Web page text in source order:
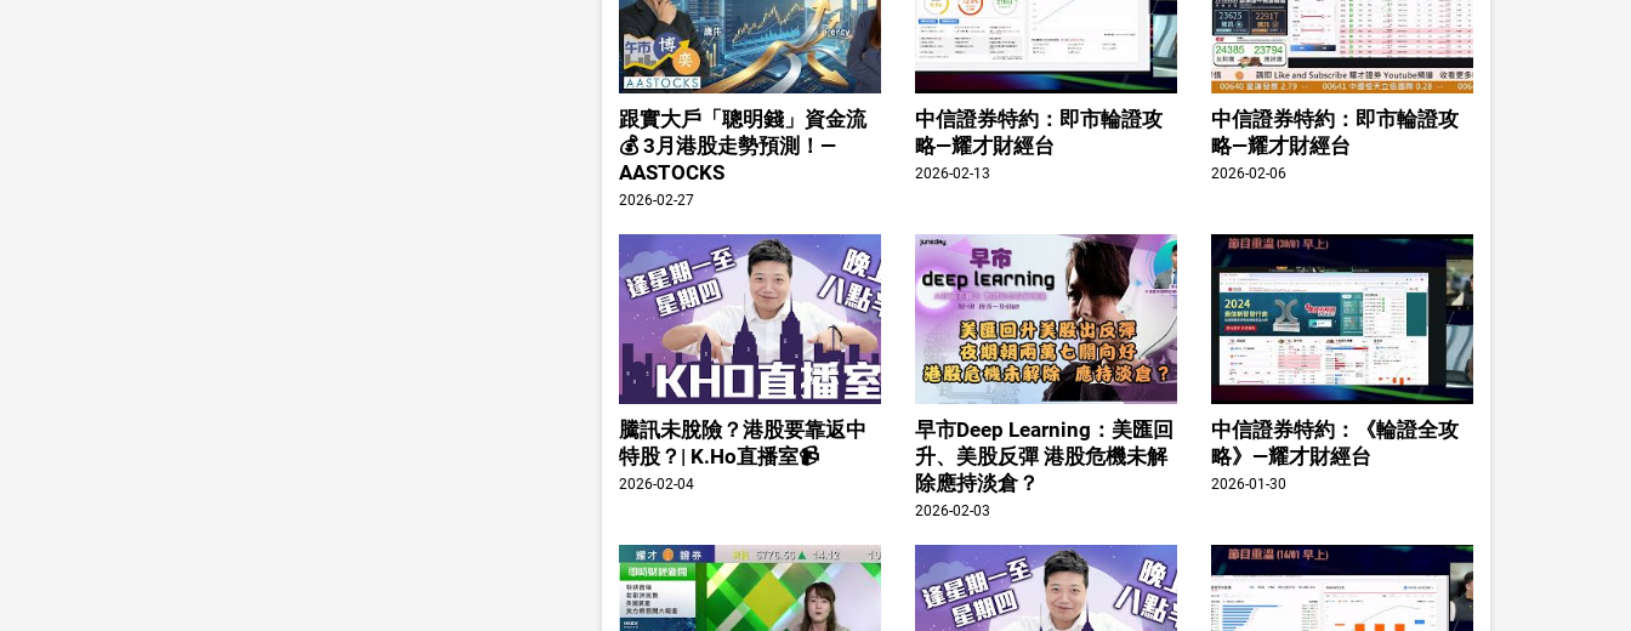
跟實大戶「聰明錢」資金流
💰 3月港股走勢預測！—
AASTOCKS
2026-02-27
中信證券特約：即市輪證攻
略—耀才財經台
2026-02-13
中信證券特約：即市輪證攻
略—耀才財經台
2026-02-06
騰訊未脫險？港股要靠返中
特股？| K.Ho直播室📹
2026-02-04
早市Deep Learning：美匯回
升、美股反彈 港股危機未解
除應持淡倉？
2026-02-03
中信證券特約：《輪證全攻
略》—耀才財經台
2026-01-30